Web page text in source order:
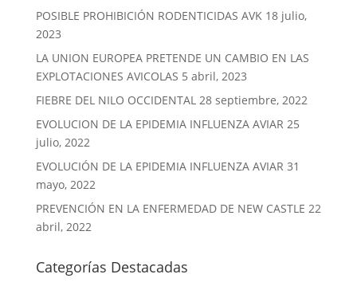
POSIBLE PROHIBICIÓN RODENTICIDAS AVK 18 julio,
2023
LA UNION EUROPEA PRETENDE UN CAMBIO EN LAS
EXPLOTACIONES AVICOLAS 5 abril, 2023
FIEBRE DEL NILO OCCIDENTAL 28 septiembre, 2022
EVOLUCION DE LA EPIDEMIA INFLUENZA AVIAR 25
julio, 2022
EVOLUCIÓN DE LA EPIDEMIA INFLUENZA AVIAR 31
mayo, 2022
PREVENCIÓN EN LA ENFERMEDAD DE NEW CASTLE 22
abril, 2022
Categorías Destacadas